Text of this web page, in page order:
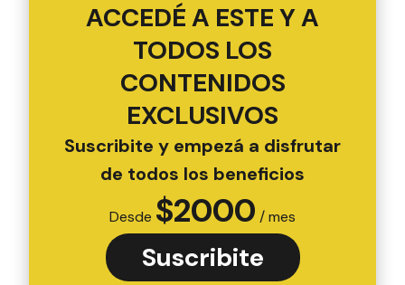
ACCEDÉ A ESTE Y A
TODOS LOS
CONTENIDOS
EXCLUSIVOS
Suscribite y empezá a disfrutar
de todos los beneficios
Desde $2000 / mes
Suscribite